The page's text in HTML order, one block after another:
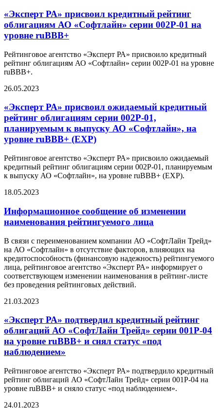
«Эксперт РА» присвоил кредитный рейтинг
облигациям АО «Софтлайн» серии 002Р-01 на
уровне ruBBB+
Рейтинговое агентство «Эксперт РА» присвоило кредитный
рейтинг облигациям АО «Софтлайн» серии 002Р-01 на уровне
ruBBB+.
26.05.2023
«Эксперт РА» присвоил ожидаемый кредитный
рейтинг облигациям серии 002Р-01,
планируемым к выпуску АО «Софтлайн», на
уровне ruBBB+ (EXP)
Рейтинговое агентство «Эксперт РА» присвоило ожидаемый
кредитный рейтинг облигациям серии 002Р-01, планируемым
к выпуску АО «Софтлайн», на уровне ruBBB+ (EXP).
18.05.2023
Информационное сообщение об изменении
наименования рейтингуемого лица
В связи с переименованием компании АО «СофтЛайн Трейд»
на АО «Софтлайн» в отсутствие факторов, влияющих на
кредитоспособность (финансовую надежность) рейтингуемого
лица, рейтинговое агентство «Эксперт РА» информирует о
соответствующем изменении наименования в рейтинг-листе
без проведения рейтинговых действий.
21.03.2023
«Эксперт РА» подтвердил кредитный рейтинг
облигаций АО «СофтЛайн Трейд» серии 001Р-04
на уровне ruВВВ+ и снял статус «под
наблюдением»
Рейтинговое агентство «Эксперт РА» подтвердило кредитный
рейтинг облигаций АО «СофтЛайн Трейд» серии 001P-04 на
уровне ruВВВ+ и сняло статус «под наблюдением».
24.01.2023